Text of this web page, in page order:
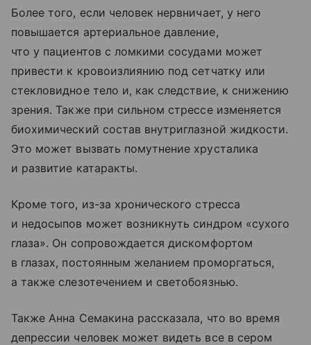
Более того, если человек нервничает, у него
повышается артериальное давление,
что у пациентов с ломкими сосудами может
привести к кровоизлиянию под сетчатку или
стекловидное тело и, как следствие, к снижению
зрения. Также при сильном стрессе изменяется
биохимический состав внутриглазной жидкости.
Это может вызвать помутнение хрусталика
и развитие катаракты.
Кроме того, из-за хронического стресса
и недосыпов может возникнуть синдром «сухого
глаза». Он сопровождается дискомфортом
в глазах, постоянным желанием проморгаться,
а также слезотечением и светобоязнью.
Также Анна Семакина рассказала, что во время
депрессии человек может видеть все в сером